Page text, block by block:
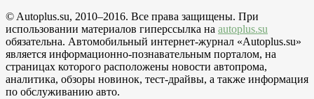
© Autoplus.su, 2010–2016. Все права защищены. При
использовании материалов гиперссылка на autoplus.su
обязательна. Автомобильный интернет-журнал «Autoplus.su»
является информационно-познавательным порталом, на
страницах которого расположены новости автопрома,
аналитика, обзоры новинок, тест-драйвы, а также информация
по обслуживанию авто.